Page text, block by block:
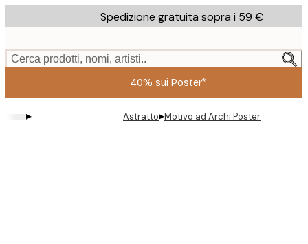
to
content.
Spedizione gratuita sopra i 59 €
Cerca prodotti, nomi, artisti..
40% sui Poster*
▸ Astratto▸Motivo ad Archi Poster